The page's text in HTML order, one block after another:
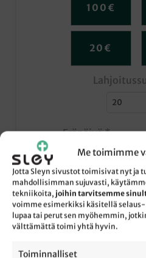
Me toimimme
Jotta Sleyn sivustot toimisivat nyt ja
mahdollisimman sujuvasti,
tekniikoita, joihin tarvitsemme
voimme esimerkiksi käsitellä selaus-
lupaa tai perut sen myöhemmin,
välttämättä toimi yhtä hyvin.
Toiminnalliset
100 €
20 €
Eräpäivä*
Valitse pankkisi
varten
Henkilötunnus e-